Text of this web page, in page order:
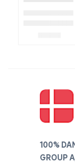
100%
GROUP